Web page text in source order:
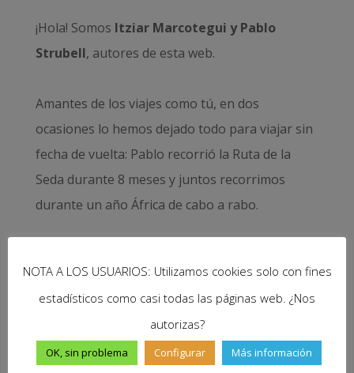
¡Hola! Somos Itziar Marcotegui y Pablo
Strubell, autores de esta web.
Amantes de los viajes como tú, en dos
ocasiones lo hemos dejado todo para viajar sin
fecha de vuelta: Pablo recorrió la Ruta de la
Seda durante 8 meses y juntos recorrimos
durante un año África de cabo a rabo.
Saber más...
¿Ya conoces nuestro libro?
NOTA A LOS USUARIOS: Utilizamos cookies solo con fines
estadísticos como casi todas las páginas web. ¿Nos
autorizas?
OK, sin problema Configurar Más información